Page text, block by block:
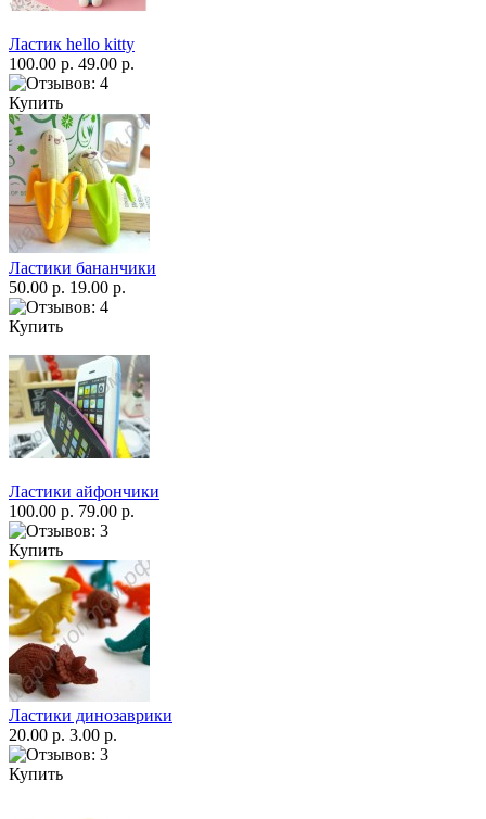
Ластик hello kitty
100.00 р. 49.00 р.
Купить
Ластики бананчики
50.00 р. 19.00 р.
Купить
Ластики айфончики
100.00 р. 79.00 р.
Купить
Ластики динозаврики
20.00 р. 3.00 р.
Купить